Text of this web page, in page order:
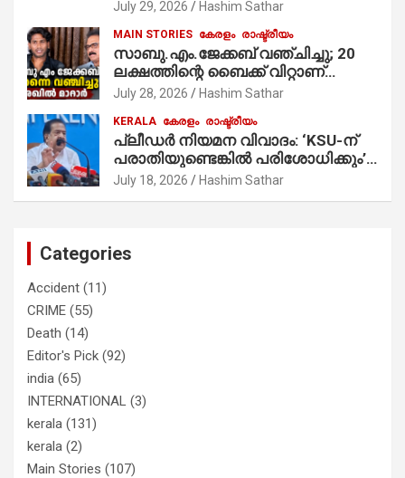
July 29, 2026 Hashim Sathar
MAIN STORIES കേരളം രാഷ്ട്രീയം
സാബു.എം.ജേക്കബ് വഞ്ചിച്ചു; 20
ലക്ഷത്തിന്റെ ബൈക്ക് വിറ്റാണ്
തൃക്കാക്കരയില്‍ മത്സരിച്ചത്!
മാത്രമാണ് ഉണ്ടായിരുന്നത്;
സാബുവിന്റേത് വ്യക്തിപരമായ
നേട്ടത്തിനുള്ള പാര്‍ട്ടി; ഇപ്പോള്‍
ഫോണ്‍ വിളിച്ചാല്‍ എടുക്കില്ല;
തിരഞ്ഞെടുപ്പിലെ ദുരനുഭവങ്ങള്‍
July 28, 2026 Hashim Sathar
KERALA കേരളം രാഷ്ട്രീയം
പ്ലീഡർ നിയമന വിവാദം: ‘KSU-ന്
പരാതിയുണ്ടെങ്കിൽ പരിശോധിക്കും’;
രമേശ് ചെന്നിത്തല
July 18, 2026 Hashim Sathar
Categories
Accident (11)
CRIME (55)
Death (14)
Editor's Pick (92)
india (65)
INTERNATIONAL (3)
kerala (131)
kerala (2)
Main Stories (107)